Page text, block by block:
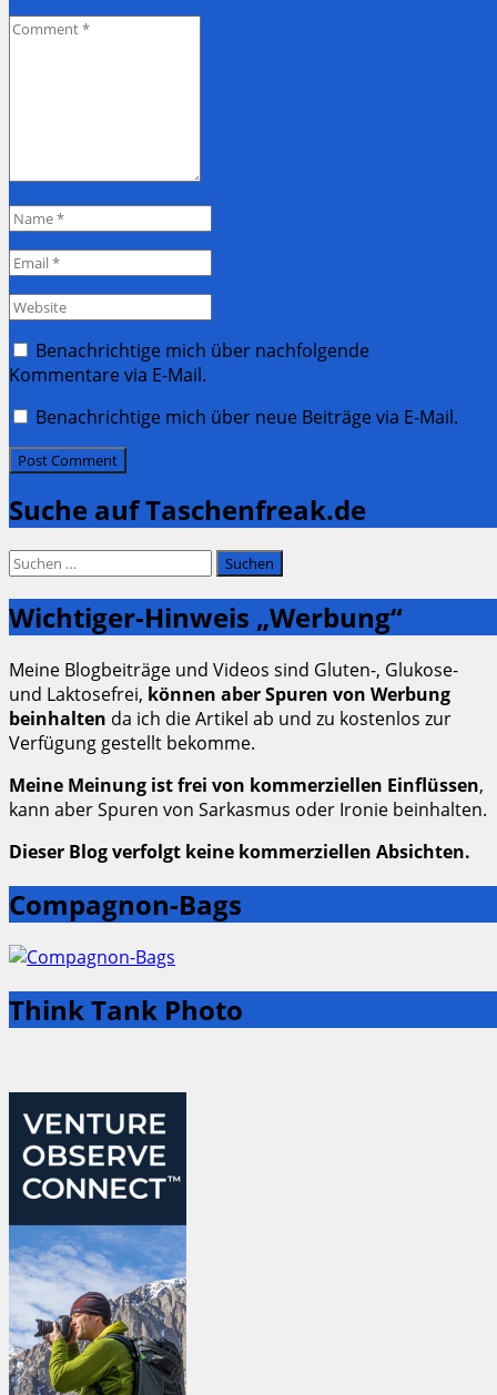
Comment
Name
Email
Website
Benachrichtige mich über nachfolgende
Kommentare via E-Mail.
Benachrichtige mich über neue Beiträge via E-Mail.
Suche auf Taschenfreak.de
Suchen
Wichtiger-Hinweis „Werbung“
Meine Blogbeiträge und Videos sind Gluten-, Glukose-
und Laktosefrei, können aber Spuren von Werbung
beinhalten da ich die Artikel ab und zu kostenlos zur
Verfügung gestellt bekomme.
Meine Meinung ist frei von kommerziellen Einflüssen,
kann aber Spuren von Sarkasmus oder Ironie beinhalten.
Dieser Blog verfolgt keine kommerziellen Absichten.
Compagnon-Bags
Think Tank Photo